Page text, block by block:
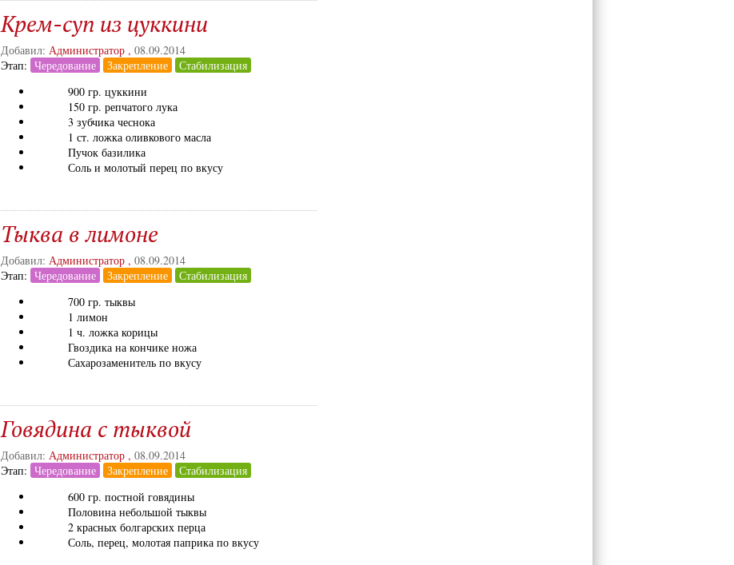
Крем-суп из цуккини
Добавил: Администратор , 08.09.2014
Этап: Чередование Закрепление
Стабилизация
900 гр. цуккини
150 гр. репчатого лука
3 зубчика чеснока
1 ст. ложка оливкового масла
Пучок базилика
Соль и молотый перец по вкусу
Тыква в лимоне
Добавил: Администратор , 08.09.2014
Этап: Чередование Закрепление
Стабилизация
700 гр. тыквы
1 лимон
1 ч. ложка корицы
Гвоздика на кончике ножа
Сахарозаменитель по вкусу
Говядина с тыквой
Добавил: Администратор , 08.09.2014
Этап: Чередование Закрепление
Стабилизация
600 гр. постной говядины
Половина небольшой тыквы
2 красных болгарских перца
Соль, перец, молотая паприка по вкусу